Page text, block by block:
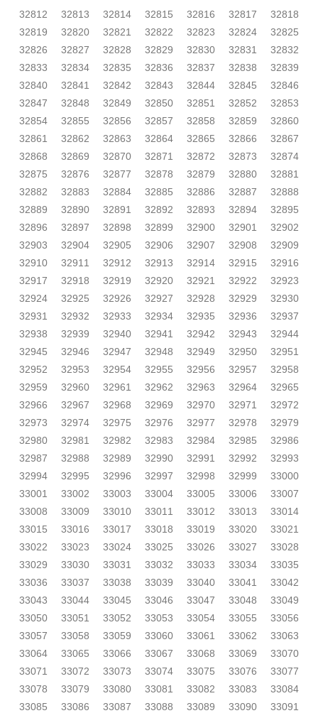
32812
32813 32814 32815 32816 32817
32818
32819
32820 32821 32822 32823 32824
32825
32826
32827 32828 32829 32830 32831
32832
32833
32834 32835 32836 32837 32838
32839
32840
32841 32842 32843 32844 32845
32846
32847
32848 32849 32850 32851 32852
32853
32854
32855 32856 32857 32858 32859
32860
32861
32862 32863 32864 32865 32866
32867
32868
32869 32870 32871 32872 32873
32874
32875
32876 32877 32878 32879 32880
32881
32882
32883 32884 32885 32886 32887
32888
32889
32890 32891 32892 32893 32894
32895
32896
32897 32898 32899 32900 32901
32902
32903
32904 32905 32906 32907 32908
32909
32910
32911 32912 32913 32914 32915
32916
32917
32918 32919 32920 32921 32922
32923
32924
32925 32926 32927 32928 32929
32930
32931
32932 32933 32934 32935 32936
32937
32938
32939 32940 32941 32942 32943
32944
32945
32946 32947 32948 32949 32950
32951
32952
32953 32954 32955 32956 32957
32958
32959
32960 32961 32962 32963 32964
32965
32966
32967 32968 32969 32970 32971
32972
32973
32974 32975 32976 32977 32978
32979
32980
32981 32982 32983 32984 32985
32986
32987
32988 32989 32990 32991 32992
32993
32994
32995 32996 32997 32998 32999
33000
33001
33002 33003 33004 33005 33006
33007
33008
33009 33010 33011 33012 33013
33014
33015
33016 33017 33018 33019 33020
33021
33022
33023 33024 33025 33026 33027
33028
33029
33030 33031 33032 33033 33034
33035
33036
33037 33038 33039 33040 33041
33042
33043
33044 33045 33046 33047 33048
33049
33050
33051 33052 33053 33054 33055
33056
33057
33058 33059 33060 33061 33062
33063
33064
33065 33066 33067 33068 33069
33070
33071
33072 33073 33074 33075 33076
33077
33078
33079 33080 33081 33082 33083
33084
33085
33086 33087 33088 33089 33090
33091